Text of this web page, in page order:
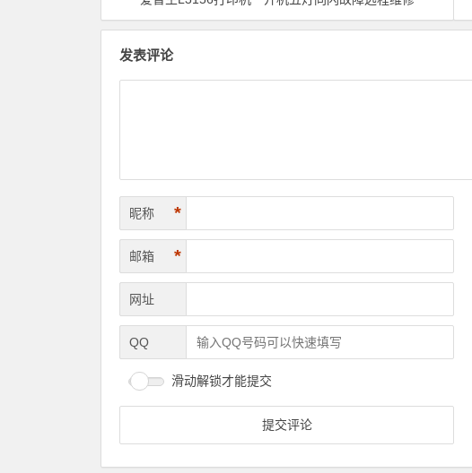
发表评论
昵称 *
邮箱 *
网址
QQ
滑动解锁才能提交